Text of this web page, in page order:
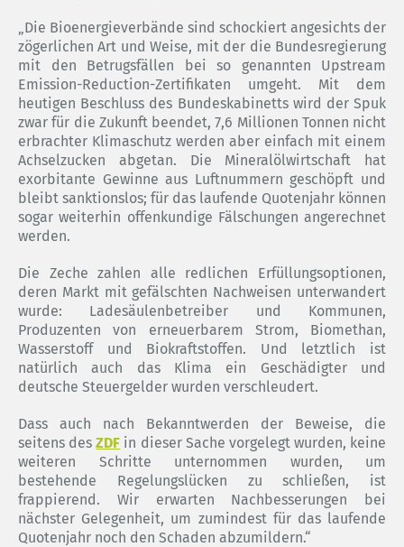
„Die Bioenergieverbände sind schockiert angesichts der
zögerlichen Art und Weise, mit der die Bundesregierung
mit den Betrugsfällen bei so genannten Upstream
Emission-Reduction-Zertifikaten umgeht. Mit dem
heutigen Beschluss des Bundeskabinetts wird der Spuk
zwar für die Zukunft beendet, 7,6 Millionen Tonnen nicht
erbrachter Klimaschutz werden aber einfach mit einem
Achselzucken abgetan. Die Mineralölwirtschaft hat
exorbitante Gewinne aus Luftnummern geschöpft und
bleibt sanktionslos; für das laufende Quotenjahr können
sogar weiterhin offenkundige Fälschungen angerechnet
werden.
Die Zeche zahlen alle redlichen Erfüllungsoptionen,
deren Markt mit gefälschten Nachweisen unterwandert
wurde: Ladesäulenbetreiber und Kommunen,
Produzenten von erneuerbarem Strom, Biomethan,
Wasserstoff und Biokraftstoffen. Und letztlich ist
natürlich auch das Klima ein Geschädigter und
deutsche Steuergelder wurden verschleudert.
Dass auch nach Bekanntwerden der Beweise, die
seitens desZDF in dieser Sache vorgelegt wurden, keine
weiteren Schritte unternommen wurden, um
bestehende Regelungslücken zu schließen, ist
frappierend. Wir erwarten Nachbesserungen bei
nächster Gelegenheit, um zumindest für das laufende
Quotenjahr noch den Schaden abzumildern.“